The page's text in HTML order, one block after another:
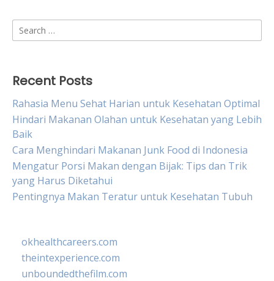
Search
for:
Recent Posts
Rahasia Menu Sehat Harian untuk Kesehatan Optimal
Hindari Makanan Olahan untuk Kesehatan yang Lebih
Baik
Cara Menghindari Makanan Junk Food di Indonesia
Mengatur Porsi Makan dengan Bijak: Tips dan Trik
yang Harus Diketahui
Pentingnya Makan Teratur untuk Kesehatan Tubuh
okhealthcareers.com
theintexperience.com
unboundedthefilm.com